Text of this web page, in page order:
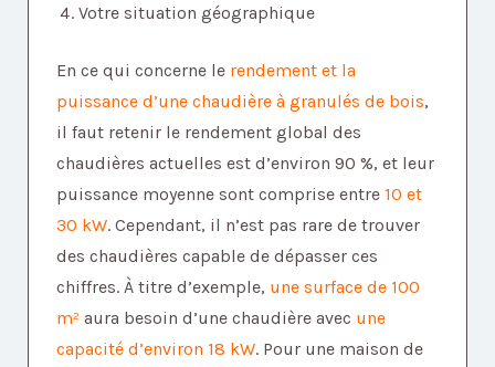
Votre situation géographique
En ce qui concerne le rendement et la
puissance d’une chaudière à granulés de bois,
il faut retenir le rendement global des
chaudières actuelles est d’environ 90 %, et leur
puissance moyenne sont comprise entre 10 et
30 kW. Cependant, il n’est pas rare de trouver
des chaudières capable de dépasser ces
chiffres. À titre d’exemple, une surface de 100
m² aura besoin d’une chaudière avec une
capacité d’environ 18 kW. Pour une maison de